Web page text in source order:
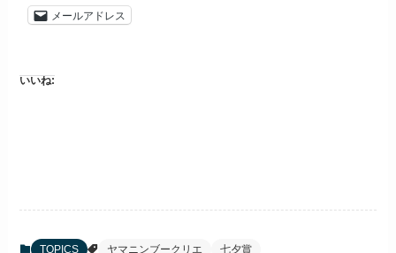
メールアドレス
いいね:
TOPICS ヤマニンブークリエ 七夕賞